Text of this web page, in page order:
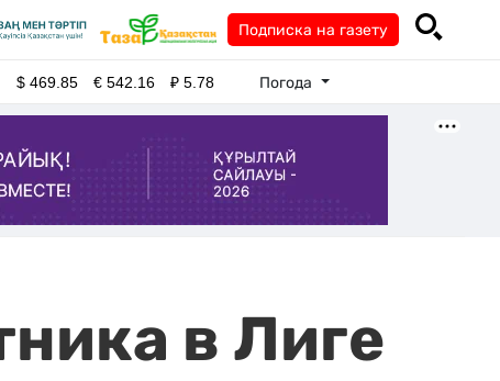
Подписка на газету
$469.85 €542.16 ₽5.78 Погода
в Лиге